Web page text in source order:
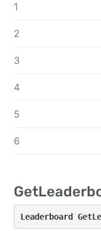
1
2
3
4
5
6
Leaderboard